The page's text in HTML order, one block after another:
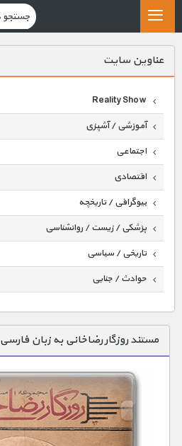
عناوين سايت
Reality Show
آموزشی / آشپزی
اجتماعی
اقتصادی
بیوگرافی / تاریخچه
پزشکی / زیست / روانشناسی
تاریخی / سیاسی
حوادث / جنایی
دنیای خوراکی ها
زمین شناسی / محیط زیست
سازه/ معماری/ مهندسی
سرگرمی
شناخت کودکان
مستند روزگار رضاخانی به زبان فارسی